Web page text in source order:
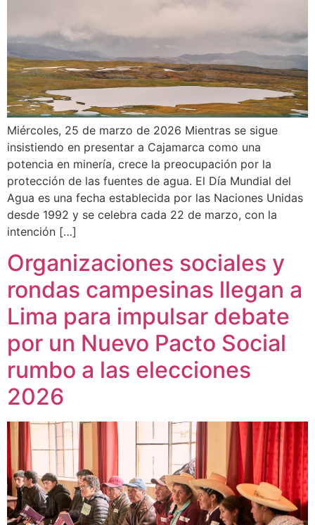
Miércoles, 25 de marzo de 2026 Mientras se sigue
insistiendo en presentar a Cajamarca como una
potencia en minería, crece la preocupación por la
protección de las fuentes de agua. El Día Mundial del
Agua es una fecha establecida por las Naciones Unidas
desde 1992 y se celebra cada 22 de marzo, con la
intención […]
Organizaciones sociales y
rondas campesinas llegan a
Lima para impulsar debate
por un Nuevo Pacto Social
rumbo a las elecciones
2026